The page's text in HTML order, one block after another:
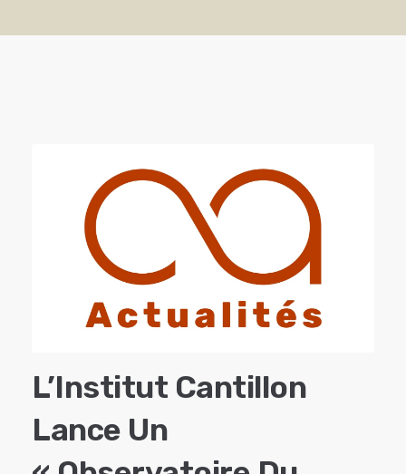
L’Institut Cantillon
Lance Un